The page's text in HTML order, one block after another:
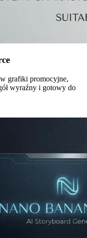
grafiki promocyjne,
wyraźny i gotowy do